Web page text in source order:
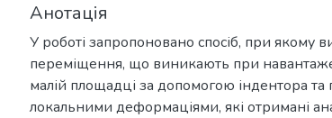
Анотація
У роботі запропоновано спосіб, при якому
переміщення, що виникають при
малій площадці за допомогою індентора та
локальними деформаціями, які отримані